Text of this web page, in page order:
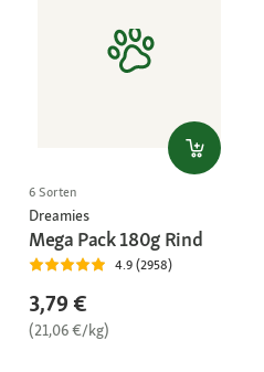
6 Sorten
Dreamies
Mega Pack 180g Rind
4.9 (2958)
3,79 €
(21,06 €/kg)